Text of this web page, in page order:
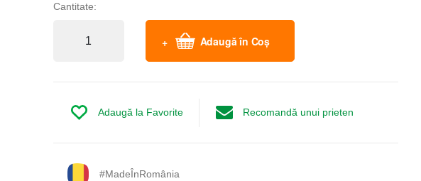
Cantitate:
Adaugă în Coș
Recomandă unui prieten
Adaugă la Favorite
#MadeÎnRomânia